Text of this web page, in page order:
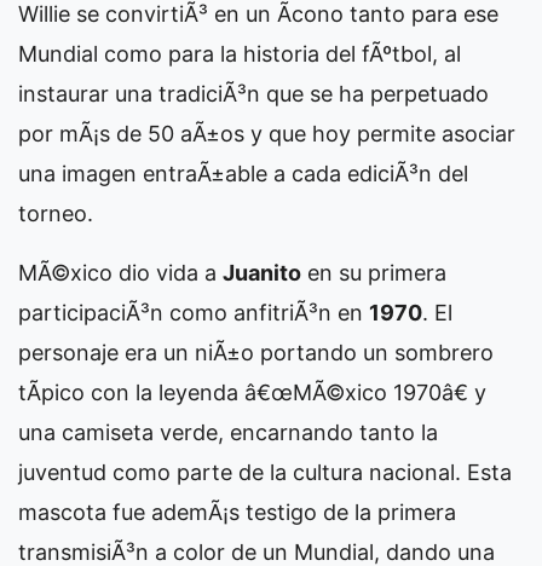
Willie se convirtiÃ³ en un Ã­cono tanto para ese
Mundial como para la historia del fÃºtbol, al
instaurar una tradiciÃ³n que se ha perpetuado
por mÃ¡s de 50 aÃ±os y que hoy permite asociar
una imagen entraÃ±able a cada ediciÃ³n del
torneo.
MÃ©xico dio vida a Juanito en su primera
participaciÃ³n como anfitriÃ³n en 1970. El
personaje era un niÃ±o portando un sombrero
tÃ­pico con la leyenda â€œMÃ©xico 1970â€ y
una camiseta verde, encarnando tanto la
juventud como parte de la cultura nacional. Esta
mascota fue ademÃ¡s testigo de la primera
transmisiÃ³n a color de un Mundial, dando una